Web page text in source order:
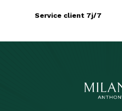
Service client 7j/7